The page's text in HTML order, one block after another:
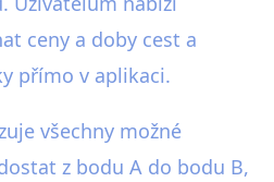
ceny a doby cest a
přímo v aplikaci.
všechny možné
z bodu A do bodu B,